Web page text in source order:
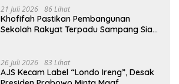
21 Juli 2026 86 Lihat
Khofifah Pastikan Pembangunan
Sekolah Rakyat Terpadu Sampang Siap
26 Juli 2026 83 Lihat
AJS Kecam Label “Londo Ireng”, Desak